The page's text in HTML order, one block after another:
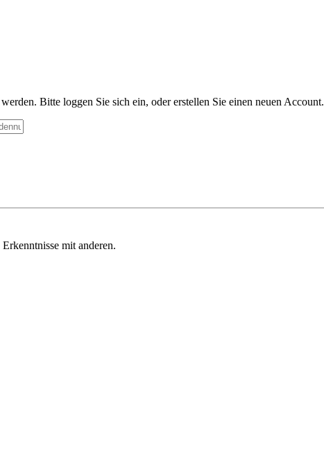
Bitte loggen Sie sich ein, oder erstellen Sie einen neuen Account.
mit anderen.